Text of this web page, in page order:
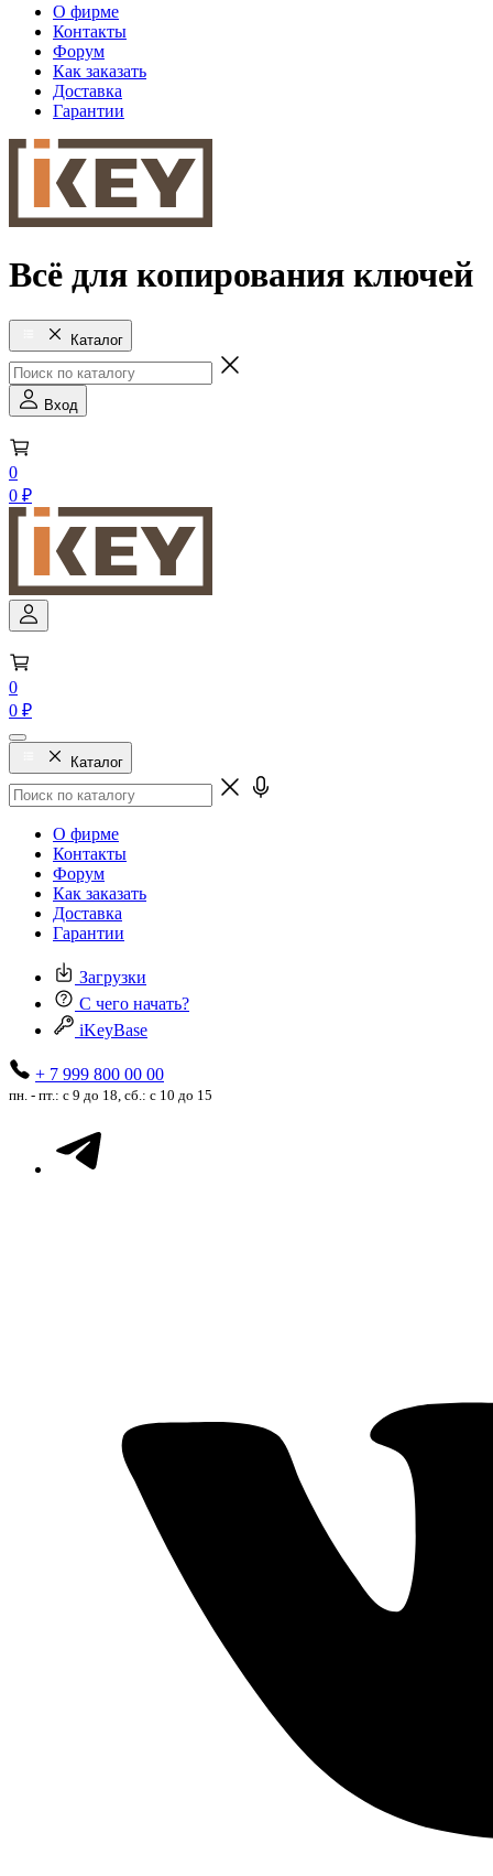
О фирме
Контакты
Форум
Как заказать
Доставка
Гарантии
Всё для копирования ключей
Каталог
Вход
0
0 ₽
0
0 ₽
Каталог
О фирме
Контакты
Форум
Как заказать
Доставка
Гарантии
Загрузки
С чего начать?
iKeyBase
+ 7 999 800 00 00
пн. - пт.: с 9 до 18, сб.: с 10 до 15